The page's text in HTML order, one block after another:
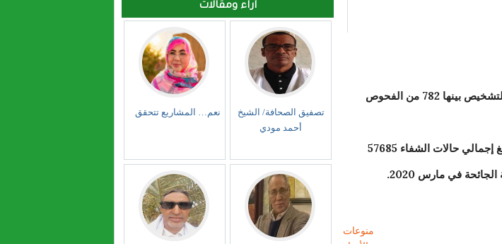
وتوصلت المصالح الصحية بهذه النتائج بعد إجراء 784 فحصا جديدة جميعها للتشخيص بينها 782 من الفحوص
وبلغ بذلك إجمالي الإصابات بالفيروس التاجي في موريتانيا 58679 حالة و بلغ إجمالي حالات الشفاء 57685
منوعات
آراء ومقالات
تصفيق الصحافة/ الشيخ
أحمد مودي
نعم… المشاريع تتحقق